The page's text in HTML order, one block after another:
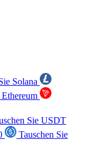
Solana
Sie USDT
Tauschen Sie